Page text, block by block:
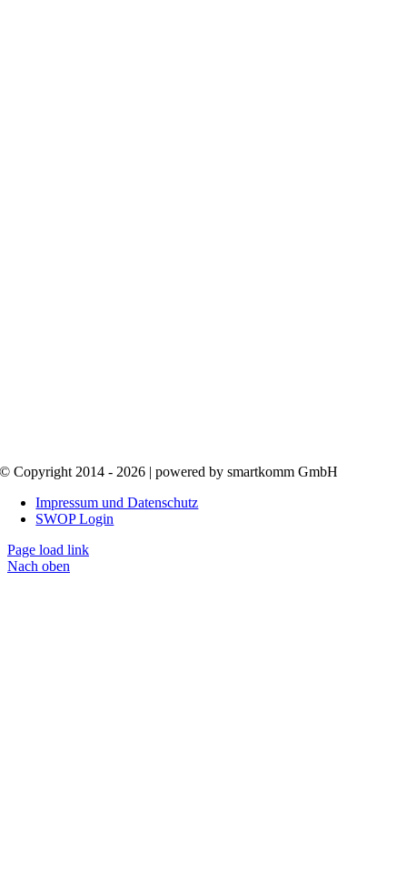
© Copyright 2014 - 2026 | powered by smartkomm GmbH
Impressum und Datenschutz
SWOP Login
Page load link
Nach oben